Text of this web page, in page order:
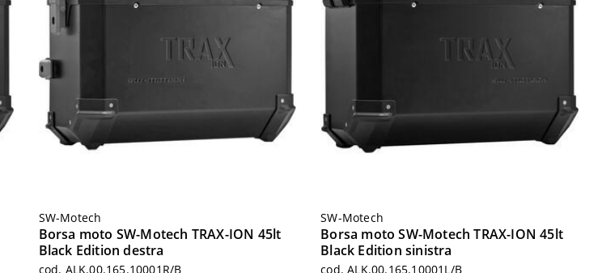
SW-Motech
Borsa moto SW-Motech TRAX-ION 45lt
Black Edition destra
cod. ALK.00.165.10001R/B
SW-Motech
Borsa moto SW-Motech TRAX-ION 45lt
Black Edition sinistra
cod. ALK.00.165.10001L/B